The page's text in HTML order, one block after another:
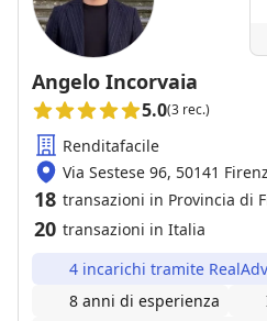
Angelo Incorvaia
5.0(3 rec.)
Renditafacile
Via Sestese 96, 50141
18 transazioni in Provincia di
20 transazioni in Italia
4 incarichi tramite
8 anni di esperienza